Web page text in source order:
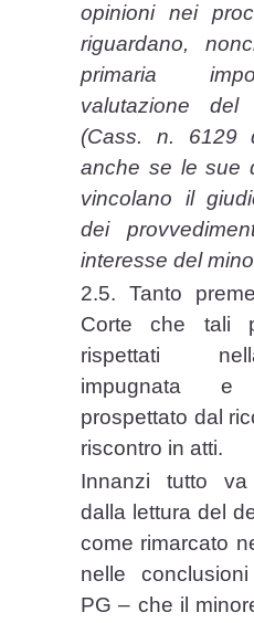
opinioni nei
riguardano,
primaria
valutazione del
(Cass. n. 6129
anche se le sue
vincolano il
dei
interesse del
2.5. Tanto
Corte che tali
rispettati
impugnata
prospettato dal
riscontro in atti.
Innanzi tutto
dalla lettura del
come rimarcato
nelle
PG – che il